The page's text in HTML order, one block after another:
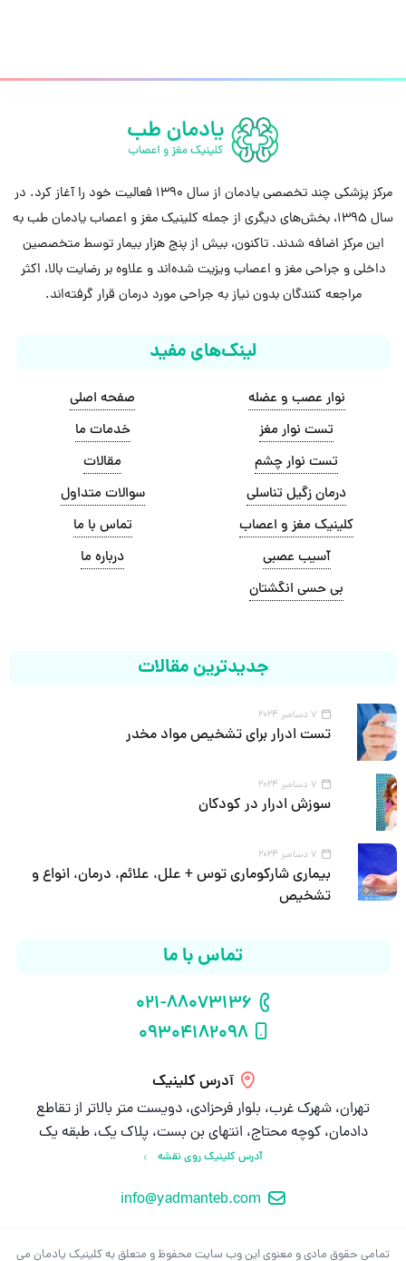
مرکز پزشکی چند تخصصی یادمان از سال 1390 فعالیت خود را آغاز کرد. در
سال 1395، بخش‌های دیگری از جمله کلینیک مغز و اعصاب یادمان طب به
این مرکز اضافه شدند. تاکنون، بیش از پنج هزار بیمار توسط متخصصین
داخلی و جراحی مغز و اعصاب ویزیت شده‌اند و علاوه بر رضایت بالا، اکثر
مراجعه کنندگان بدون نیاز به جراحی مورد درمان قرار گرفته‌اند.
لینک‌های مفید
نوار عصب و عضله
تست نوار مغز
تست نوار چشم
درمان زگیل تناسلی
کلینیک مغز و اعصاب
آسیب عصبی
بی حسی انگشتان
صفحه اصلی
خدمات ما
مقالات
سوالات متداول
تماس با ما
درباره ما
جدیدترین مقالات
7 دسامبر 2024
تست ادرار برای تشخیص مواد مخدر
7 دسامبر 2024
سوزش ادرار در کودکان
7 دسامبر 2024
بیماری شارکوماری توس + علل، علائم، درمان، انواع و
تشخیص
تماس با ما
شماره تلفن
021-88073136
شماره موبایل
09304182098
آدرس کلینیک
تهران، شهرک غرب، بلوار فرحزادی، دویست متر بالاتر از تقاطع
دادمان، کوچه محتاج، انتهای بن بست، پلاک یک، طبقه یک
آدرس کلینیک روی نقشه
ایمیلinfo@yadmanteb.com
تمامی حقوق مادی و معنوی این وب سایت محفوظ و متعلق به کلینیک یادمان می